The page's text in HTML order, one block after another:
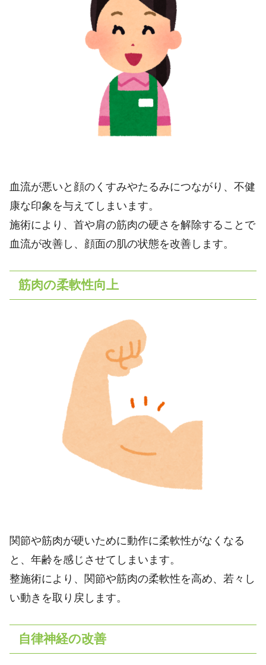
血流が悪いと顔のくすみやたるみにつながり、不健
康な印象を与えてしまいます。
施術により、首や肩の筋肉の硬さを解除することで
血流が改善し、顔面の肌の状態を改善します。
筋肉の柔軟性向上
関節や筋肉が硬いために動作に柔軟性がなくなる
と、年齢を感じさせてしまいます。
整施術により、関節や筋肉の柔軟性を高め、若々し
い動きを取り戻します。
自律神経の改善